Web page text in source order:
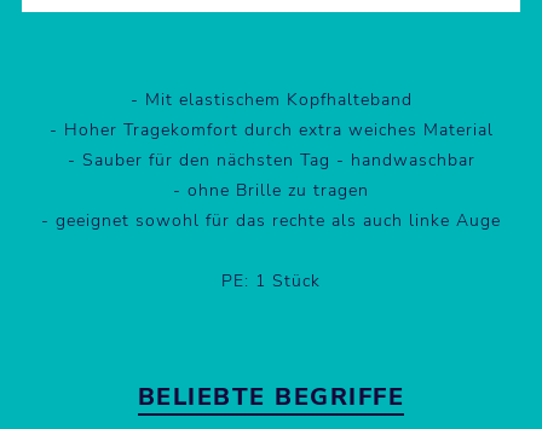
- Mit elastischem Kopfhalteband
- Hoher Tragekomfort durch extra weiches Material
- Sauber für den nächsten Tag - handwaschbar
- ohne Brille zu tragen
- geeignet sowohl für das rechte als auch linke Auge
PE: 1 Stück
BELIEBTE BEGRIFFE